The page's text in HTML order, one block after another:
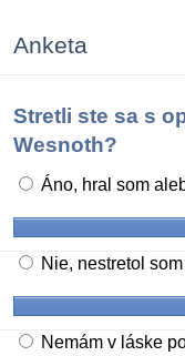
Anketa
Stretli ste sa s
Wesnoth?
Áno, hral som
Nie, nestretol
Nemám v láske